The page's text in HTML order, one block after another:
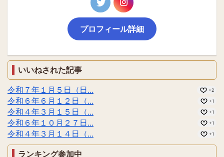
プロフィール詳細
いいねされた記事
令和７年１月５日（日...
+2
令和６年６月１２日（... +1
令和４年３月１５日（... +1
令和６年１０月２７日... +1
令和４年３月１４日（... +1
ランキング参加中